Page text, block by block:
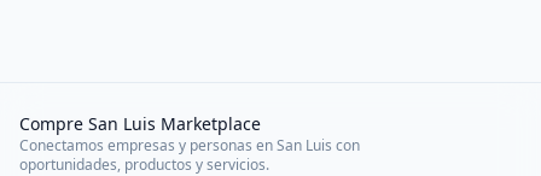
Compre San Luis Marketplace
Conectamos empresas y personas en San Luis con
oportunidades, productos y servicios.